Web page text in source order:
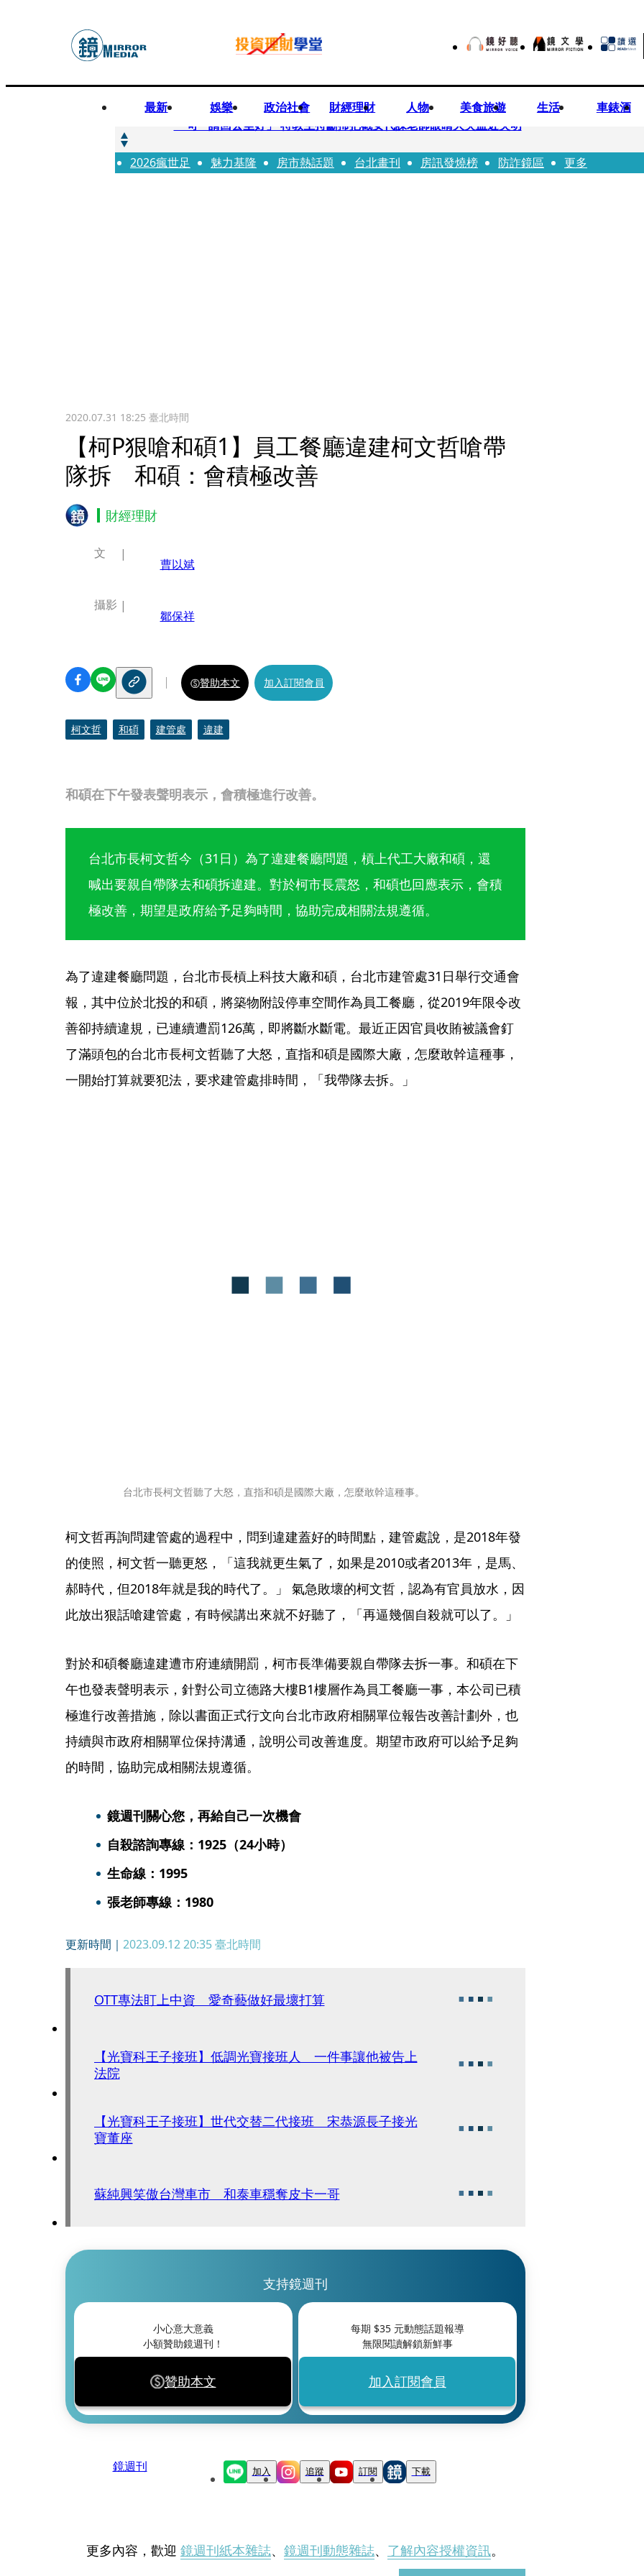
最新 娛樂 政治社會 財經理財 人物 美食旅遊 生活 車錶酒
快訊
一句「請回去坐好」 特教生持斷掃把戳女代課老師眼睛大失血近失明
快訊
新聞內幕／員工4月就反映毒油 中聯高層隱匿鐵證曝光
2026瘋世足 魅力基隆 房市熱話題 台北畫刊 房訊發燒榜 防詐鏡區 更多
2020.07.31 18:25 臺北時間
【柯P狠嗆和碩1】員工餐廳違建柯文哲嗆帶
隊拆 和碩：會積極改善
財經理財
和碩在下午發表聲明表示，會積極進行改善。
文
曹以斌
攝影
鄒保祥
贊助本文 加入訂閱會員
柯文哲 和碩 建管處 違建
台北市長柯文哲今（31日）為了違建餐廳問題，槓上代工大廠和碩，還
喊出要親自帶隊去和碩拆違建。對於柯市長震怒，和碩也回應表示，會積
極改善，期望是政府給予足夠時間，協助完成相關法規遵循。
為了違建餐廳問題，台北市長槓上科技大廠和碩，台北市建管處31日舉行交通會
報，其中位於北投的和碩，將築物附設停車空間作為員工餐廳，從2019年限令改
善卻持續違規，已連續遭罰126萬，即將斷水斷電。最近正因官員收賄被議會釘
了滿頭包的台北市長柯文哲聽了大怒，直指和碩是國際大廠，怎麼敢幹這種事，
一開始打算就要犯法，要求建管處排時間，「我帶隊去拆。」
台北市長柯文哲聽了大怒，直指和碩是國際大廠，怎麼敢幹這種事。
柯文哲再詢問建管處的過程中，問到違建蓋好的時間點，建管處說，是2018年發
的使照，柯文哲一聽更怒，「這我就更生氣了，如果是2010或者2013年，是馬、
郝時代，但2018年就是我的時代了。」 氣急敗壞的柯文哲，認為有官員放水，因
此放出狠話嗆建管處，有時候講出來就不好聽了，「再逼幾個自殺就可以了。」
對於和碩餐廳違建遭市府連續開罰，柯市長準備要親自帶隊去拆一事。和碩在下
午也發表聲明表示，針對公司立德路大樓B1樓層作為員工餐廳一事，本公司已積
極進行改善措施，除以書面正式行文向台北市政府相關單位報告改善計劃外，也
持續與市政府相關單位保持溝通，說明公司改善進度。期望市政府可以給予足夠
的時間，協助完成相關法規遵循。
鏡週刊關心您，再給自己一次機會
自殺諮詢專線：1925（24小時）
生命線：1995
張老師專線：1980
更新時間｜ 2023.09.12 20:35臺北時間
OTT專法盯上中資 愛奇藝做好最壞打算
【光寶科王子接班】低調光寶接班人 一件事讓他被告上
法院
【光寶科王子接班】世代交替二代接班 宋恭源長子接光
寶董座
蘇純興笑傲台灣車市 和泰車穩奪皮卡一哥
支持鏡週刊
小心意大意義
小額贊助鏡週刊！
贊助本文
每期 $35元動態話題報導
無限閱讀解鎖新鮮事
加入訂閱會員
鏡週刊 加入 追蹤 訂閱 下載
更多內容，歡迎 鏡週刊紙本雜誌、 鏡週刊動態雜誌、 了解內容授權資訊。